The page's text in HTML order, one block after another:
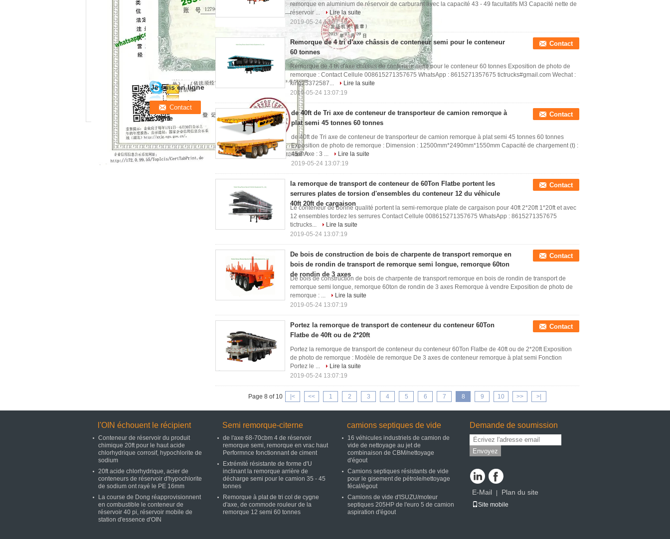
Je suis en ligne
une discussion
en ligne
remorque en aluminium de réservoir de carburant avec la capacité 43 - 49 facultatifs M3 Capacité nette de
réservoir ...
Lire la suite
2019-05-24 13:07:19
Remorque de 4 tri d'axe châssis de conteneur semi pour le conteneur
60 tonnes
Contact
Remorque de 4 tri d'axe châssis de conteneur semi pour le conteneur 60 tonnes Exposition de photo de
remorque : Contact Cellule 008615271357675 WhatsApp : 8615271357675 tictrucks#gmail.com Wechat :
king25372587...
Lire la suite
2019-05-24 13:07:19
de 40ft de Tri axe de conteneur de transporteur de camion remorque à
plat semi 45 tonnes 60 tonnes
Contact
de 40ft de Tri axe de conteneur de transporteur de camion remorque à plat semi 45 tonnes 60 tonnes
Exposition de photo de remorque : Dimension : 12500mm*2490mm*1550mm Capacité de chargement (t) :
45 T Axe : 3 ...
Lire la suite
2019-05-24 13:07:19
la remorque de transport de conteneur de 60Ton Flatbe portent les
serrures plates de torsion d'ensembles du conteneur 12 du véhicule
40ft 20ft de cargaison
Contact
Le conteneur de bonne qualité portent la semi-remorque plate de cargaison pour 40ft 2*20ft 1*20ft et avec
12 ensembles tordez les serrures Contact Cellule 008615271357675 WhatsApp : 8615271357675
tictrucks...
Lire la suite
2019-05-24 13:07:19
De bois de construction de bois de charpente de transport remorque en
bois de rondin de transport de remorque semi longue, remorque 60ton
de rondin de 3 axes
Contact
De bois de construction de bois de charpente de transport remorque en bois de rondin de transport de
remorque semi longue, remorque 60ton de rondin de 3 axes Remorque à vendre Exposition de photo de
remorque : ...
Lire la suite
2019-05-24 13:07:19
Portez la remorque de transport de conteneur du conteneur 60Ton
Flatbe de 40ft ou de 2*20ft
Contact
Portez la remorque de transport de conteneur du conteneur 60Ton Flatbe de 40ft ou de 2*20ft Exposition
de photo de remorque : Modèle de remorque De 3 axes de conteneur remorque à plat semi Fonction
Portez le ...
Lire la suite
2019-05-24 13:07:19
Page 8 of 10 |< << 1 2 3 4 5 6 7 8 9 10 >> >|
l'OIN échouent le récipient
Conteneur de réservoir du produit
chimique 20ft pour le haut acide
chlorhydrique corrosif, hypochlorite de
sodium
20ft acide chlorhydrique, acier de
conteneurs de réservoir d'hypochlorite
de sodium ont rayé le PE 16mm
La course de Dong réapprovisionnent
en combustible le conteneur de
réservoir 40 pi, réservoir mobile de
station d'essence d'OIN
Semi remorque-citerne
de l'axe 68-70cbm 4 de réservoir
remorque semi, remorque en vrac haut
Performnce fonctionnant de ciment
Extrémité résistante de forme d'U
inclinant la remorque arrière de
décharge semi pour le camion 35 - 45
tonnes
Remorque à plat de tri col de cygne
d'axe, de commode rouleur de la
remorque 12 semi 60 tonnes
camions septiques de vide
16 véhicules industriels de camion de
vide de nettoyage au jet de
combinaison de CBM/nettoyage
d'égout
Camions septiques résistants de vide
pour le gisement de pétrole/nettoyage
fécal/égout
Camions de vide d'ISUZU/moteur
septiques 205HP de l'euro 5 de camion
aspiration d'égout
Demande de soumission
Envoyez
E-Mail Plan du site
Site mobile